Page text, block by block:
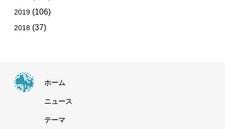
2019 (106)
2018 (37)
ホーム
ニュース
テーマ